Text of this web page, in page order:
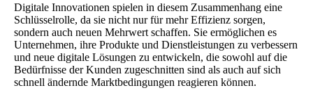
Digitale Innovationen spielen in diesem Zusammenhang eine
Schlüsselrolle, da sie nicht nur für mehr Effizienz sorgen,
sondern auch neuen Mehrwert schaffen. Sie ermöglichen es
Unternehmen, ihre Produkte und Dienstleistungen zu verbessern
und neue digitale Lösungen zu entwickeln, die sowohl auf die
Bedürfnisse der Kunden zugeschnitten sind als auch auf sich
schnell ändernde Marktbedingungen reagieren können.